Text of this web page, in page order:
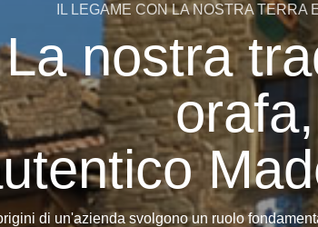
IL LEGAME CON LA NOSTRA TERRA
La nostra
orafa,
di un'azienda svolgono un ruolo